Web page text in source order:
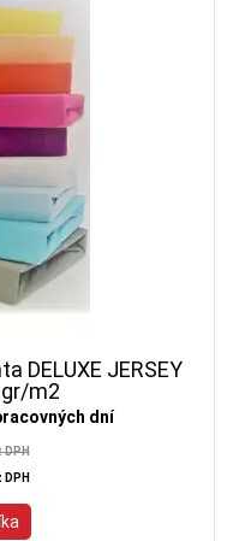
DELUXE JERSEY
m2
dní
DPH
DPH